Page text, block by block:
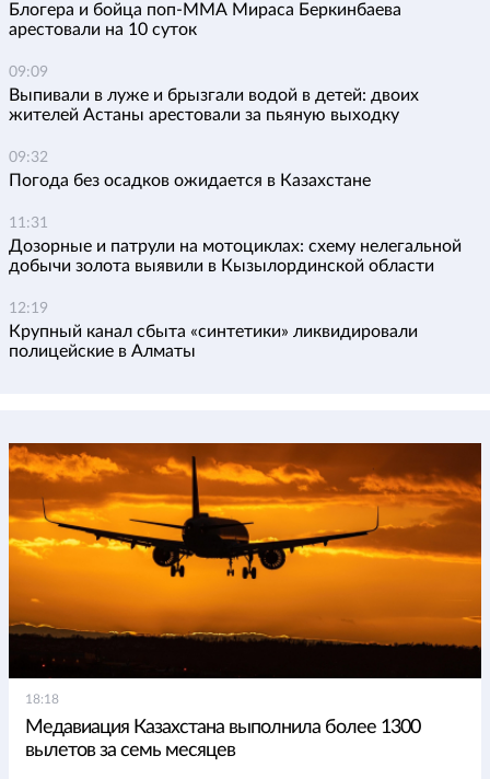
Блогера и бойца поп-ММА Мираса Беркинбаева
арестовали на 10 суток
09:09
Выпивали в луже и брызгали водой в детей: двоих
жителей Астаны арестовали за пьяную выходку
09:32
Погода без осадков ожидается в Казахстане
11:31
Дозорные и патрули на мотоциклах: схему нелегальной
добычи золота выявили в Кызылординской области
12:19
Крупный канал сбыта «синтетики» ликвидировали
полицейские в Алматы
18:18
Медавиация Казахстана выполнила более 1300
вылетов за семь месяцев